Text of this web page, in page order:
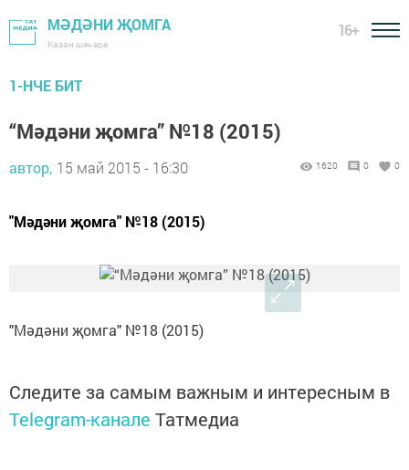
МӘДӘНИ ҖОМГА
Казан шәһәре
16+
1-НЧЕ БИТ
“Мәдәни җомга” №18 (2015)
автор, 15 май 2015 - 16:30 1620 0 0
"Мәдәни җомга" №18 (2015)
"Мәдәни җомга" №18 (2015)
Следите за самым важным и интересным в
Telegram-канале Татмедиа